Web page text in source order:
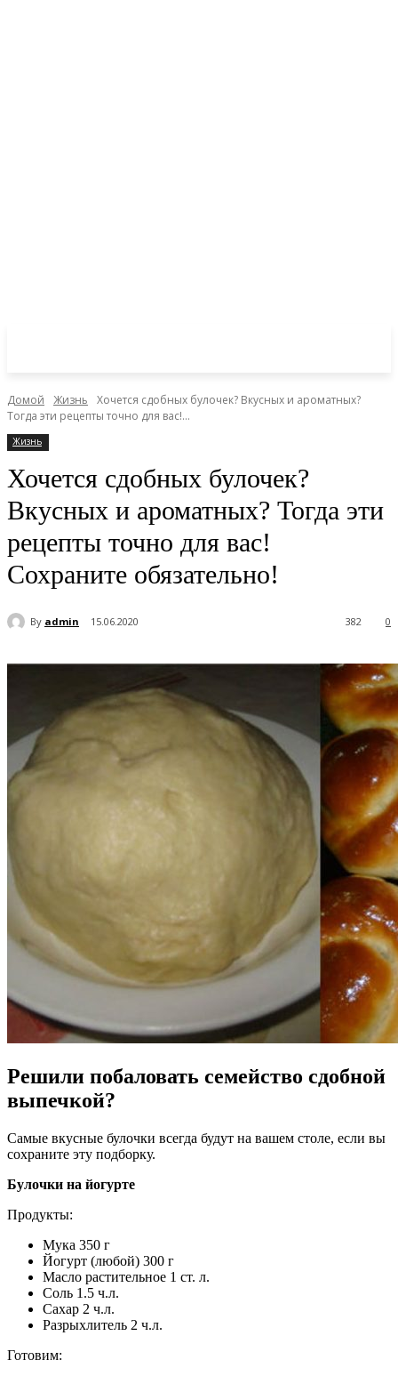
Домой Жизнь
Хочется сдобных булочек? Вкусных и ароматных?
Тогда эти рецепты точно для вас!...
Жизнь
Хочется сдобных булочек?
Вкусных и ароматных? Тогда эти
рецепты точно для вас!
Сохраните обязательно!
By admin 15.06.2020 0
382
Решили побаловать семейство сдобной
выпечкой?
Самые вкусные булочки всегда будут на вашем столе, если вы
сохраните эту подборку.
Булочки на йогурте
Продукты:
Мука 350 г
Йогурт (любой) 300 г
Масло растительное 1 ст. л.
Соль 1.5 ч.л.
Сахар 2 ч.л.
Разрыхлитель 2 ч.л.
Готовим: